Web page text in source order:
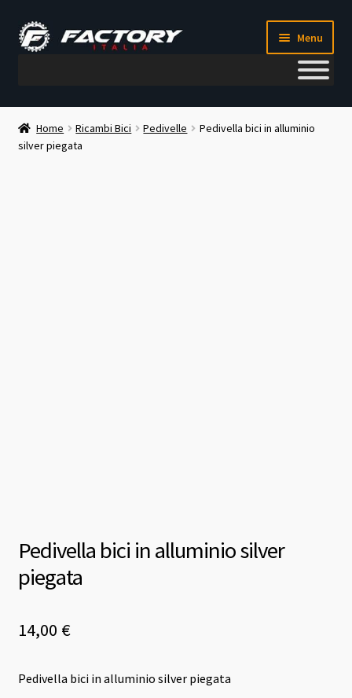
Vai
alla
Vai
al
Menu
Il mio account
Metodi di pagamento
Home Ricambi Bici Pedivelle
Pedivella bici in alluminio
silver piegata
Pedivella bici in alluminio silver
piegata
14,00 €
Pedivella bici in alluminio silver piegata